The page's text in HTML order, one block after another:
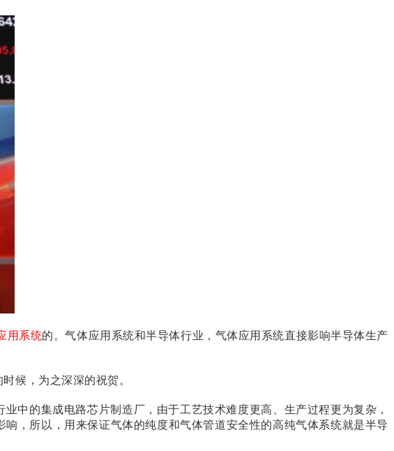
用系统的。气体应用系统和半导体行业，气体应用系统直接影响半导体生产
候，为之深深的祝贺。
业中的集成电路芯片制造厂，由于工艺技术难度更高、生产过程更为复杂，
，所以，用来保证气体的纯度和气体管道安全性的高纯气体系统就是半导